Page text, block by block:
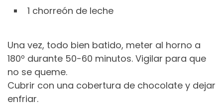
1 chorreón de leche
Una vez, todo bien batido, meter al horno a
180º durante 50-60 minutos. Vigilar para que
no se queme.
Cubrir con una cobertura de chocolate y dejar
enfriar.